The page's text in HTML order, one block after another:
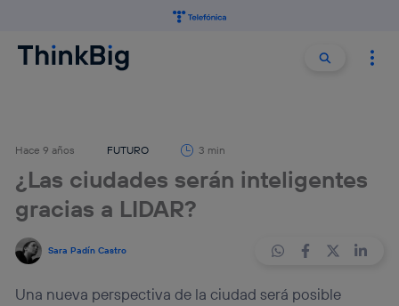
Buscar
Hace 9 años FUTURO 3 min
¿Las ciudades serán inteligentes
gracias a LIDAR?
Sara Padín Castro
Una nueva perspectiva de la ciudad será posible